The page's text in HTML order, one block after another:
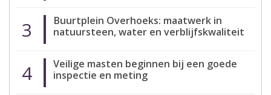
3
Buurtplein Overhoeks: maatwerk in
natuursteen, water en verblijfskwaliteit
4
Veilige masten beginnen bij een goede
inspectie en meting